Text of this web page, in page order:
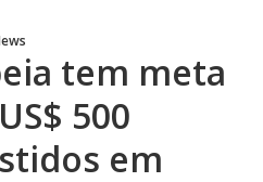
tem meta
500
em